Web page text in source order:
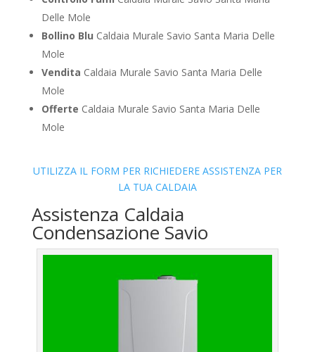
Delle Mole
Bollino Blu Caldaia Murale Savio Santa Maria Delle
Mole
Vendita Caldaia Murale Savio Santa Maria Delle
Mole
Offerte Caldaia Murale Savio Santa Maria Delle
Mole
UTILIZZA IL FORM PER RICHIEDERE ASSISTENZA PER
LA TUA CALDAIA
Assistenza Caldaia
Condensazione Savio